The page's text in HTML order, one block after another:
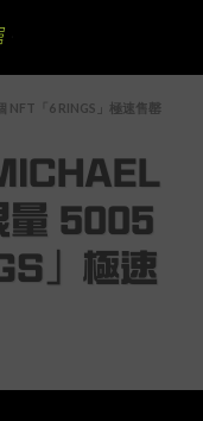
NFT「6 RINGS」極速售罄
量 5005
」極速